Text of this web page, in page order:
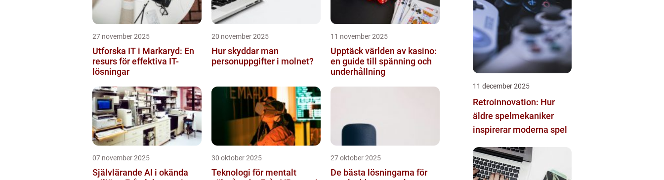
27 november 2025
Utforska IT i Markaryd: En
resurs för effektiva IT-
lösningar
20 november 2025
Hur skyddar man
personuppgifter i molnet?
11 november 2025
Upptäck världen av kasino:
en guide till spänning och
underhållning
07 november 2025
Självlärande AI i okända
30 oktober 2025
Teknologi för mentalt
27 oktober 2025
De bästa lösningarna för
11 december 2025
Retroinnovation: Hur
äldre spelmekaniker
inspirerar moderna spel